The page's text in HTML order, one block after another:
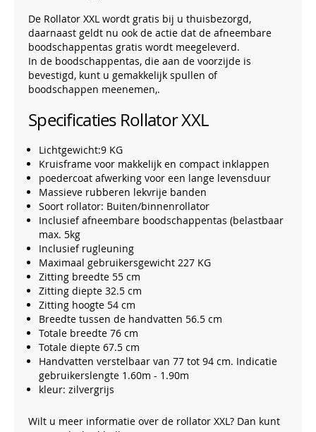
De Rollator XXL wordt gratis bij u thuisbezorgd,
daarnaast geldt nu ook de actie dat de afneembare
boodschappentas gratis wordt meegeleverd.
In de boodschappentas, die aan de voorzijde is
bevestigd, kunt u gemakkelijk spullen of
boodschappen meenemen,.
Specificaties Rollator XXL
Lichtgewicht:9 KG
Kruisframe voor makkelijk en compact inklappen
poedercoat afwerking voor een lange levensduur
Massieve rubberen lekvrije banden
Soort rollator: Buiten/binnenrollator
Inclusief afneembare boodschappentas (belastbaar
max. 5kg
Inclusief rugleuning
Maximaal gebruikersgewicht 227 KG
Zitting breedte 55 cm
Zitting diepte 32.5 cm
Zitting hoogte 54 cm
Breedte tussen de handvatten 56.5 cm
Totale breedte 76 cm
Totale diepte 67.5 cm
Handvatten verstelbaar van 77 tot 94 cm. Indicatie
gebruikerslengte 1.60m - 1.90m
kleur: zilvergrijs
Wilt u meer informatie over de rollator XXL? Dan kunt